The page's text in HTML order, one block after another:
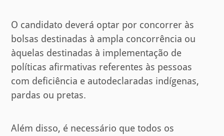
O candidato deverá optar por concorrer às
bolsas destinadas à ampla concorrência ou
àquelas destinadas à implementação de
políticas afirmativas referentes às pessoas
com deficiência e autodeclaradas indígenas,
pardas ou pretas.
Além disso, é necessário que todos os